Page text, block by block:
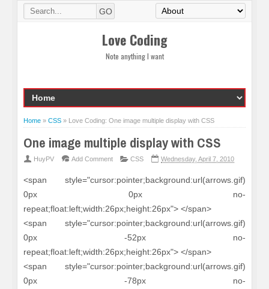
Love Coding
Note anything I want
Home » CSS » Love Coding: One image multiple display with CSS
One image multiple display with CSS
HuyPV Add Comment CSS Wednesday, April 7, 2010
<span style="cursor:pointer;background:url(arrows.gif)
0px 0px no-
repeat;float:left;width:26px;height:26px"> </span>
<span style="cursor:pointer;background:url(arrows.gif)
0px -52px no-
repeat;float:left;width:26px;height:26px"> </span>
<span style="cursor:pointer;background:url(arrows.gif)
0px -78px no-